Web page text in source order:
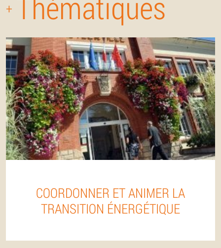
+
COORDONNER ET ANIMER LA
TRANSITION ÉNERGÉTIQUE